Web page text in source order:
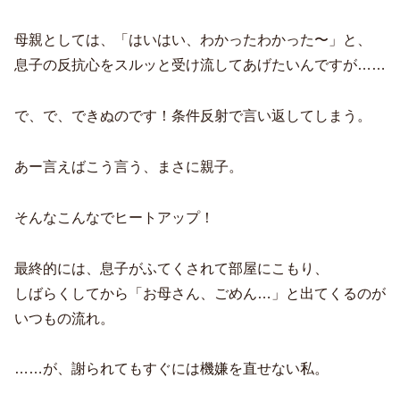
母親としては、「はいはい、わかったわかった〜」と、
息子の反抗心をスルッと受け流してあげたいんですが……
で、で、できぬのです！条件反射で言い返してしまう。
あー言えばこう言う、まさに親子。
そんなこんなでヒートアップ！
最終的には、息子がふてくされて部屋にこもり、
しばらくしてから「お母さん、ごめん…」と出てくるのが
いつもの流れ。
……が、謝られてもすぐには機嫌を直せない私。